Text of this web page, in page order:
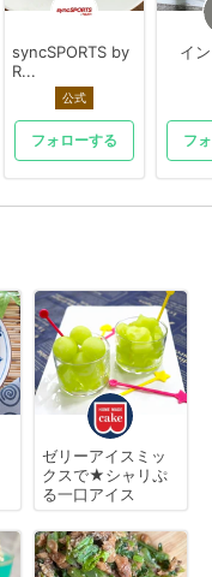
syncSPORTS by
R...
公式
フォローする
イ
フ
ゼリーアイスミッ
クスで★シャリぷ
る一口アイス